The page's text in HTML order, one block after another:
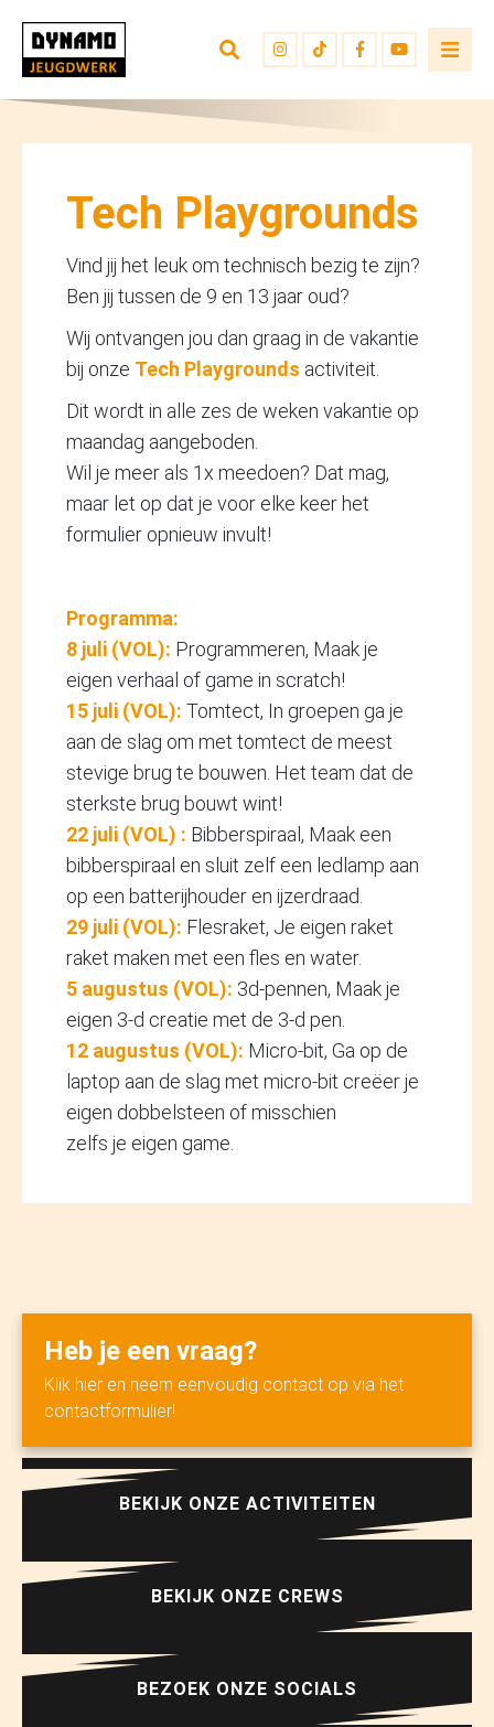
Tech Playgrounds
Vind jij het leuk om technisch bezig te zijn?
Ben jij tussen de 9 en 13 jaar oud?
Wij ontvangen jou dan graag in de vakantie
bij onze Tech Playgrounds activiteit.
Dit wordt in alle zes de weken vakantie op
maandag aangeboden.
Wil je meer als 1x meedoen? Dat mag,
maar let op dat je voor elke keer het
formulier opnieuw invult!
Programma:
8 juli (VOL): Programmeren, Maak je
eigen verhaal of game in scratch!
15 juli (VOL): Tomtect, In groepen ga je
aan de slag om met tomtect de meest
stevige brug te bouwen. Het team dat de
sterkste brug bouwt wint!
22 juli (VOL) : Bibberspiraal, Maak een
bibberspiraal en sluit zelf een ledlamp aan
op een batterijhouder en ijzerdraad.
29 juli (VOL): Flesraket, Je eigen raket
raket maken met een fles en water.
5 augustus (VOL): 3d-pennen, Maak je
eigen 3-d creatie met de 3-d pen.
12 augustus (VOL): Micro-bit, Ga op de
laptop aan de slag met micro-bit creëer je
eigen dobbelsteen of misschien
zelfs je eigen game.
Heb je een vraag?
Klik hier en neem eenvoudig contact op via het
contactformulier!
BEKIJK ONZE ACTIVITEITEN
BEKIJK ONZE CREWS
BEZOEK ONZE SOCIALS